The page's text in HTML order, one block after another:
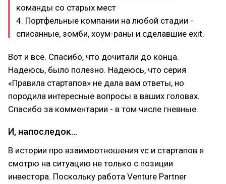
команды со старых мест
4. Портфельные компании на любой стадии -
списанные, зомби, хоум-раны и сделавшие exit.
Вот и все. Спасибо, что дочитали до конца.
Надеюсь, было полезно. Надеюсь, что серия
«Правила стартапов» не дала вам ответы, но
породила интересные вопросы в ваших головах.
Спасибо за комментарии - в том числе гневные.
И, напоследок…
В истории про взаимоотношения vc и стартапов я
смотрю на ситуацию не только с позиции
инвестора. Поскольку работа Venture Partner